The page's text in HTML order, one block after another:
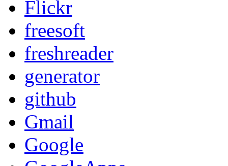
Flickr
freesoft
freshreader
generator
github
Gmail
Google